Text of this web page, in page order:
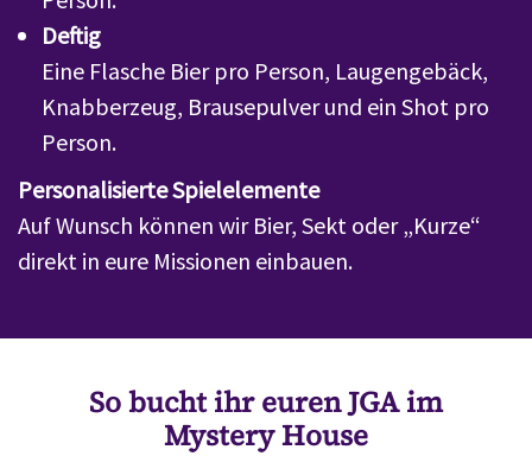
Deftig
Eine Flasche Bier pro Person, Laugengebäck,
Knabberzeug, Brausepulver und ein Shot pro
Person.
Personalisierte Spielelemente
Auf Wunsch können wir Bier, Sekt oder „Kurze“
direkt in eure Missionen einbauen.
So bucht ihr euren JGA im
Mystery House